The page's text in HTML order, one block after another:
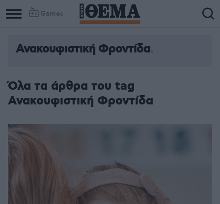
Games
Ανακουφιστική Φροντίδα
Όλα τα άρθρα του tag
Ανακουφιστική Φροντίδα